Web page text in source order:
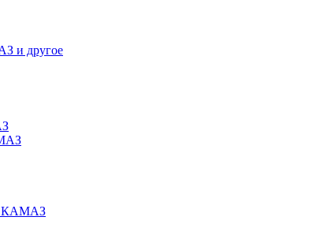
и другое
КАМАЗ